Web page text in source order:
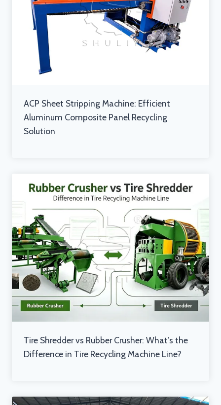
ACP Sheet Stripping Machine: Efficient
Aluminum Composite Panel Recycling
Solution
Tire Shredder vs Rubber Crusher: What’s the
Difference in Tire Recycling Machine Line?